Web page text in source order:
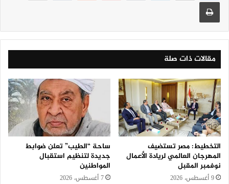
مقالات ذات صلة
التخطيط: مصر تستضيف
المهرجان العالمي لريادة الأعمال
نوفمبر المقبل
9 أغسطس، 2026
ساحة “الطيب” تعلن ضوابط
جديدة لتنظيم استقبال
المواطنين
7 أغسطس، 2026